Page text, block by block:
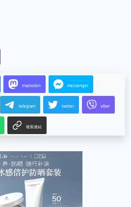
mastodon messenger
telegram twitter viber
複製連結